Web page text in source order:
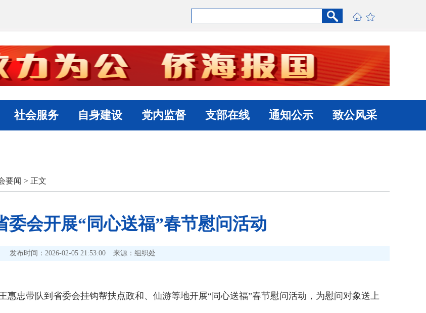
社会服务 自身建设 党内监督 支部在线 通知公示 致公风采
要闻 > 正文
委会开展“同心送福”春节慰问活动
发布时间：2026-02-05 21:53:00 来源：组织处
惠忠带队到省委会挂钩帮扶点政和、仙游等地开展“同心送福”春节慰问活动，为慰问对象送上